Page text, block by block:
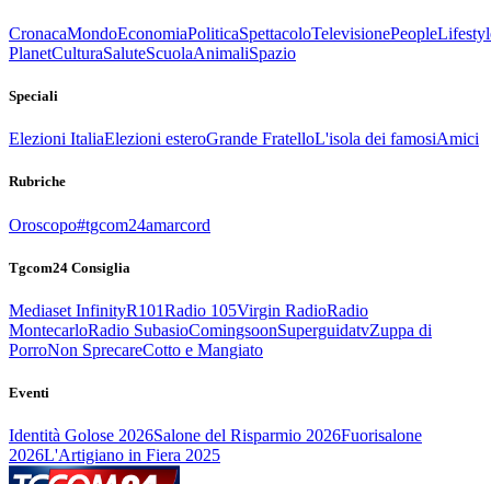
CronacaMondoEconomiaPoliticaSpettacoloTelevisionePeople
PlanetCulturaSaluteScuolaAnimaliSpazio
Speciali
Elezioni ItaliaElezioni esteroGrande FratelloL'isola dei famosiAmici
Rubriche
Oroscopo#tgcom24amarcord
Tgcom24 Consiglia
Mediaset InfinityR101Radio 105Virgin RadioRadio
MontecarloRadio SubasioComingsoonSuperguidatvZuppa di
PorroNon SprecareCotto e Mangiato
Eventi
Identità Golose 2026Salone del Risparmio 2026Fuorisalone
2026L'Artigiano in Fiera 2025